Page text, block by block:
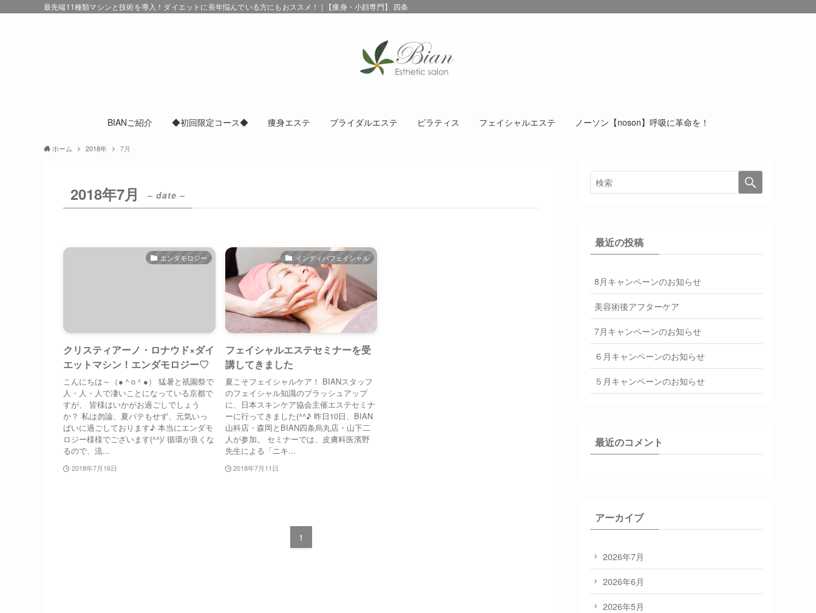
最先端11種類マシンと技術を導入！ダイエットに長年悩んでいる方にもおススメ！ | 【痩身・小顔専門】 四条烏丸エステサロンBIAN インディバ/エンダモロジー
BIANご紹介 ◆初回限定コース◆ 痩身エステ ブライダルエステ ピラティス フェイシャルエステ ノーソン【noson】呼吸に革命を！
ホーム 2018年 7月
2018年7月 – date –
エンダモロジー
クリスティアーノ・ロナウド×ダイ
エットマシン！エンダモロジー♡
こんにちは～（●＾o＾●） 猛暑と祇園祭で
人・人・人で凄いことになっている京都で
すが、 皆様はいかがお過ごしでしょう
か？ 私は勿論、夏バテもせず、元気いっ
ぱいに過ごしております♪ 本当にエンダモ
ロジー様様でございます(^^)/ 循環が良くな
るので、流...
2018年7月16日
インディバフェイシャル
フェイシャルエステセミナーを受
講してきました
夏こそフェイシャルケア！ BIANスタッフ
のフェイシャル知識のブラッシュアップ
に、日本スキンケア協会主催エステセミナ
ーに行ってきました(^^♪ 昨日10日、BIAN
山科店・森岡とBIAN四条烏丸店・山下二
人が参加。 セミナーでは、皮膚科医濱野
先生による「ニキ...
2018年7月11日
1
最近の投稿
8月キャンペーンのお知らせ
美容術後アフターケア
7月キャンペーンのお知らせ
６月キャンペーンのお知らせ
５月キャンペーンのお知らせ
最近のコメント
アーカイブ
2026年7月
2026年6月
2026年5月